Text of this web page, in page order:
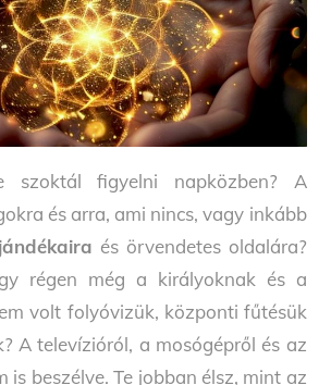
szoktál figyelni napközben? A
és arra, ami nincs, vagy inkább
és örvendetes oldalára?
régen még a királyoknak és a
volt folyóvizük, központi fűtésük
A televízióról, a mosógépről és az
is beszélve. Te jobban élsz, mint az